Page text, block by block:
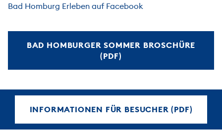
Bad Homburg Erleben auf Facebook
BAD HOMBURGER SOMMER BROSCHÜRE
(PDF)
INFORMATIONEN FÜR BESUCHER (PDF)